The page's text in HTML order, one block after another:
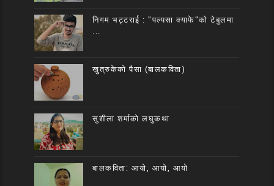
निगम भट्टराई : "पल्पसा क्याफे"को टेबुलमा
खुत्रुकेको पैसा (बालकविता)
सुशीला शर्माको लघुकथा
बालकविता: आयो, आयो, आयो